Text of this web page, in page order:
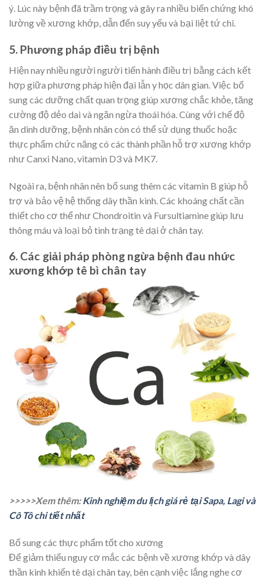
ý. Lúc này bệnh đã trầm trọng và gây ra nhiều biến chứng khó
lường về xương khớp, dẫn đến suy yếu và bại liệt tứ chi.
5. Phương pháp điều trị bệnh
Hiện nay nhiều người người tiến hành điều trị bằng cách kết
hợp giữa phương pháp hiện đại lẫn y học dân gian. Việc bổ
sung các dưỡng chất quan trọng giúp xương chắc khỏe, tăng
cường độ dẻo dai và ngăn ngừa thoái hóa. Cùng với chế độ
ăn dinh dưỡng, bệnh nhân còn có thể sử dụng thuốc hoặc
thực phẩm chức năng có các thành phần hỗ trợ xương khớp
như Canxi Nano, vitamin D3 và MK7.
Ngoài ra, bệnh nhân nên bổ sung thêm các vitamin B giúp hỗ
trợ và bảo vệ hệ thống dây thần kinh. Các khoáng chất cần
thiết cho cơ thể như Chondroitin và Fursultiamine giúp lưu
thông máu và loại bỏ tình trạng tê dại ở chân tay.
6. Các giải pháp phòng ngừa bệnh đau nhức
xương khớp tê bì chân tay
>>>>>Xem thêm:Kinh nghiệm du lịch giá rẻ tại Sapa, Lagi và
Cô Tô chi tiết nhất
Bổ sung các thực phẩm tốt cho xương
Để giảm thiểu nguy cơ mắc các bệnh về xương khớp và dây
thần kinh khiến tê dại chân tay, bên cạnh việc lắng nghe cơ